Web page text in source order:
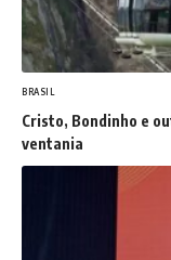
BRASIL
Cristo, Bondinho e
ventania